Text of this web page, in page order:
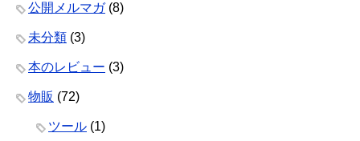
公開メルマガ(8)
未分類 (3)
本のレビュー (3)
物販 (72)
ツール (1)